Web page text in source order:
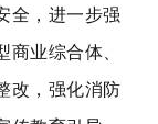
全，进一步强
业综合体、
改，强化消防